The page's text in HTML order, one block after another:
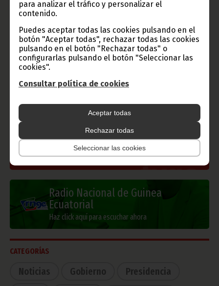
para analizar el tráfico y personalizar el
contenido.
Puedes aceptar todas las cookies pulsando en el
botón "Aceptar todas", rechazar todas las cookies
pulsando en el botón "Rechazar todas" o
configurarlas pulsando el botón "Seleccionar las
cookies".
Consultar política de cookies
Aceptar todas
Rechazar todas
Seleccionar las cookies
Gobierno e Instituciones
Radio Nacional de Guinea
Ecuatorial
Haz click aquí para escuchar ahora
CATEGORÍAS
Noticias Gobierno
Presidencia